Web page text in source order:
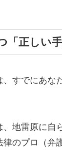
正しい手
すでにあな
地雷原に自
のプロ（弁